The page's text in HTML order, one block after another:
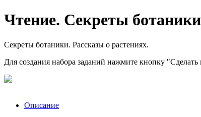
Чтение. Секреты
Секреты ботаники. Рассказы о растениях.
Для создания набора заданий нажмите кнопку "Сделать
Описание